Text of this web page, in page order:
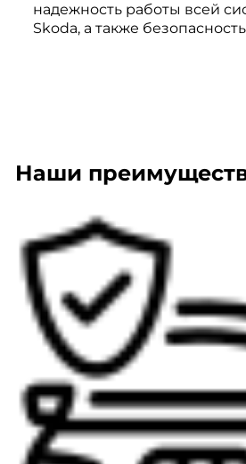
надежность работы всей
Skoda, а также
Наши